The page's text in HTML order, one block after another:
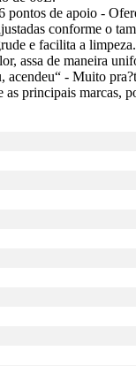
de apoio -
conforme o
e facilita a limpeza.
assa de maneira
- Muito
principais marcas,